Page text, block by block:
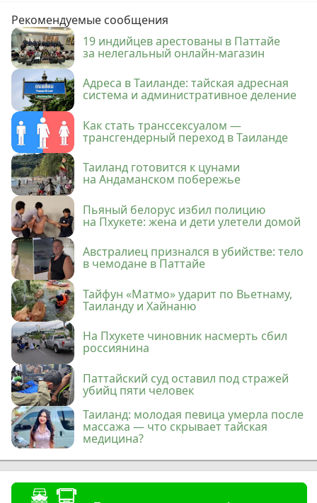
Рекомендуемые сообщения
19 индийцев арестованы в Паттайе
за нелегальный онлайн-магазин
Адреса в Таиланде: тайская адресная
система и административное деление
Как стать транссексуалом —
трансгендерный переход в Таиланде
Таиланд готовится к цунами
на Андаманском побережье
Пьяный белорус избил полицию
на Пхукете: жена и дети улетели домой
Австралиец признался в убийстве: тело
в чемодане в Паттайе
Тайфун «Матмо» ударит по Вьетнаму,
Таиланду и Хайнаню
На Пхукете чиновник насмерть сбил
россиянина
Паттайский суд оставил под стражей
убийц пяти человек
Таиланд: молодая певица умерла после
массажа — что скрывает тайская
медицина?